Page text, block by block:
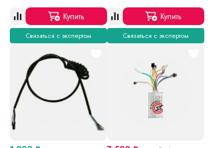
Купить
Связаться с экспертом
Купить
Связаться с экспертом